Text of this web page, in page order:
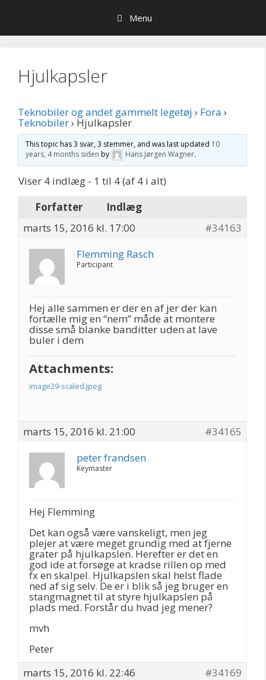
indhold
Menu
Hjulkapsler
Teknobiler og andet gammelt legetøj › Fora ›
Teknobiler› Hjulkapsler
This topic has 3 svar, 3 stemmer, and was last updated 10
years, 4 months siden by Hans Jørgen Wagner.
Viser 4 indlæg - 1 til 4 (af 4 i alt)
Forfatter
Indlæg
marts 15, 2016 kl. 17:00
#34163
Flemming Rasch
Participant
Hej alle sammen er der en af jer der kan
fortælle mig en “nem” måde at montere
disse små blanke banditter uden at lave
buler i dem
Attachments:
image29-scaled.jpeg
marts 15, 2016 kl. 21:00
#34165
peter frandsen
Keymaster
Hej Flemming
Det kan også være vanskeligt, men jeg
plejer at være meget grundig med at fjerne
grater på hjulkapslen. Herefter er det en
god ide at forsøge at kradse rillen op med
fx en skalpel. Hjulkapslen skal helst flade
ned af sig selv. De er i blik så jeg bruger en
stangmagnet til at styre hjulkapslen på
plads med. Forstår du hvad jeg mener?
mvh
Peter
marts 15, 2016 kl. 22:46
#34169